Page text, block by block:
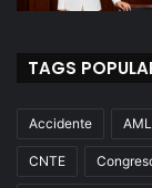
TAGS
Accidente
CNTE